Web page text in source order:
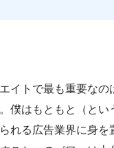
イトで最も重要な
僕はもともと（とい
れる広告業界に身を